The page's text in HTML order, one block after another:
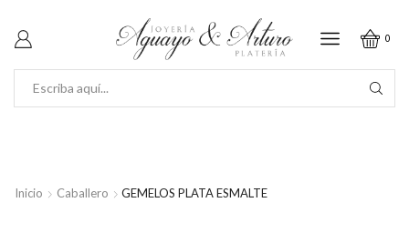
0
Inicio Caballero GEMELOS PLATA ESMALTE